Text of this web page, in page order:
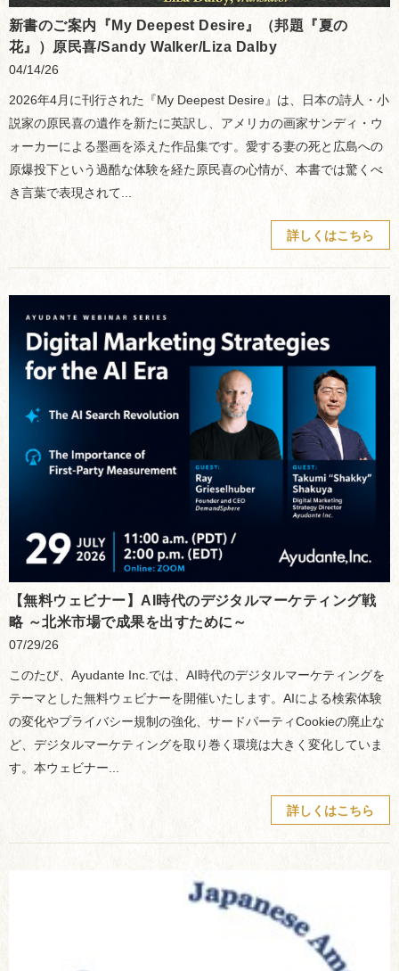
新書のご案内『My Deepest Desire』（邦題『夏の
花』）原民喜/Sandy Walker/Liza Dalby
04/14/26
2026年4月に刊行された『My Deepest Desire』は、日本の詩人・小
説家の原民喜の遺作を新たに英訳し、アメリカの画家サンディ・ウ
ォーカーによる墨画を添えた作品集です。愛する妻の死と広島への
原爆投下という過酷な体験を経た原民喜の心情が、本書では驚くべ
き言葉で表現されて...
詳しくはこちら
【無料ウェビナー】AI時代のデジタルマーケティング戦
略 ～北米市場で成果を出すために～
07/29/26
このたび、Ayudante Inc.では、AI時代のデジタルマーケティングを
テーマとした無料ウェビナーを開催いたします。AIによる検索体験
の変化やプライバシー規制の強化、サードパーティCookieの廃止な
ど、デジタルマーケティングを取り巻く環境は大きく変化していま
す。本ウェビナー...
詳しくはこちら